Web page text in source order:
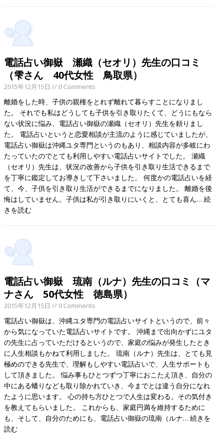
電話占い御嶽 瀬織（セオリ）先生の口コミ
（雫さん 40代女性 鳥取県）
2015年12月15日 // 0 Comments
離婚をした時、子供の親権をとれず離れて暮らすことになりまし
た。 それでも私はどうしても子供を引き取りたくて、どうにもなら
ない状況に悩み、電話占い御嶽の瀬織（セオリ）先生を頼りまし
た。 電話占いというと恋愛相談が主流のように感じていましたが、
電話占い御嶽は沖縄ユタ専門というのもあり、相談内容が多岐にわ
たっていたのでとても利用しやすい電話占いサイトでした。 瀬織
（セオリ）先生は、状況の改善から子供を引き取り生活できるまで
を丁寧に鑑定してお導きして下さいました。 何度かの電話占いを経
て、今、子供を引き取り生活ができるまでになりました。 離婚を後
悔はしていません。子供は私が引き取りにいくと、とても喜ん…続
きを読む
電話占い御嶽 琉南（ルナ）先生の口コミ（マ
ナさん 50代女性 徳島県）
2015年12月15日 // 0 Comments
電話占い御嶽は、沖縄ユタ専門の電話占いサイトというので、前々
から気になっていた電話占いサイトです。 沖縄まで出向かずにユタ
の先生に占っていただけるというので、家庭の悩みが発生したとき
に人生相談もかねて利用しました。 琉南（ルナ）先生は、とても見
極めのできる先生で、理解もしやすい電話占いで、人生サポートも
して頂きました。 悩み事もひとつずつ丁寧におこたえ頂き、自分の
中にある蟠りなども取り除かれていき、今までとは違う自分になれ
たように思います。 心の持ち方ひとつで人生は変わる。その気付き
を教えてもらいました。 これからも、家庭円満を維持するために
も、そして、自分のためにも、電話占い御嶽の琉南（ルナ…続きを
読む